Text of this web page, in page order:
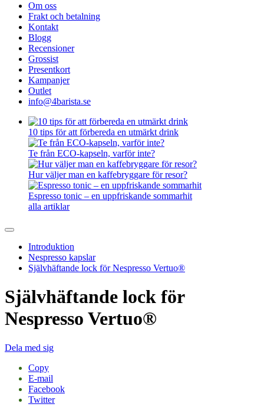
Om oss
Frakt och betalning
Kontakt
Blogg
Recensioner
Grossist
Presentkort
Kampanjer
Outlet
info@4barista.se
10 tips för att förbereda en utmärkt drink
Te från ECO-kapseln, varför inte?
Hur väljer man en kaffebryggare för resor?
Espresso tonic – en uppfriskande sommarhit
alla artiklar
Introduktion
Nespresso kapslar
Självhäftande lock för Nespresso Vertuo®
Självhäftande lock för
Nespresso Vertuo®
Dela med sig
Copy
E-mail
Facebook
Twitter